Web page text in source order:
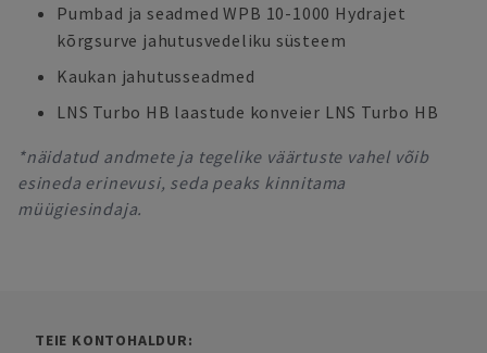
Pumbad ja seadmed WPB 10-1000 Hydrajet
kõrgsurve jahutusvedeliku süsteem
Kaukan jahutusseadmed
LNS Turbo HB laastude konveier LNS Turbo HB
*näidatud andmete ja tegelike väärtuste vahel võib
esineda erinevusi, seda peaks kinnitama
müügiesindaja.
TEIE KONTOHALDUR: